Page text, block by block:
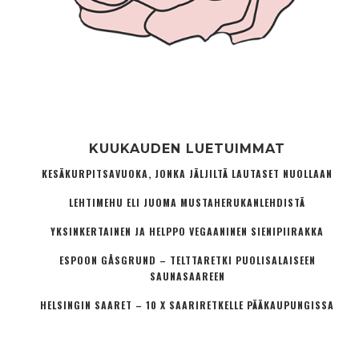
KUUKAUDEN LUETUIMMAT
KESÄKURPITSAVUOKA, JONKA JÄLJILTÄ LAUTASET NUOLLAAN
LEHTIMEHU ELI JUOMA MUSTAHERUKANLEHDISTÄ
YKSINKERTAINEN JA HELPPO VEGAANINEN SIENIPIIRAKKA
ESPOON GÅSGRUND – TELTTARETKI PUOLISALAISEEN
SAUNASAAREEN
HELSINGIN SAARET – 10 X SAARIRETKELLE PÄÄKAUPUNGISSA